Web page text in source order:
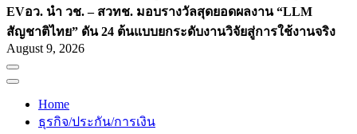
EVอว. นำ วช. – สวทช. มอบรางวัลสุดยอดผลงาน “LLM
สัญชาติไทย” ดัน 24 ต้นแบบยกระดับงานวิจัยสู่การใช้งานจริง
August 9, 2026
Home
ธุรกิจ/ประกัน/การเงิน